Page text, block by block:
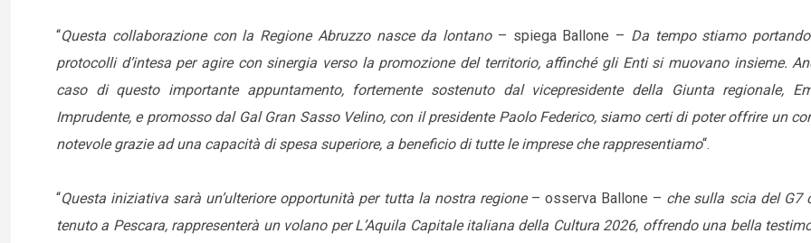
“Questa collaborazione con la Regione Abruzzo nasce da lontano – spiega Ballone – Da tempo stiamo
protocolli d’intesa per agire con sinergia verso la promozione del territorio, affinché gli Enti si muovano insieme.
caso di questo importante appuntamento, fortemente sostenuto dal vicepresidente della Giunta regionale,
Imprudente, e promosso dal Gal Gran Sasso Velino, con il presidente Paolo Federico, siamo certi di poter offrire un
notevole grazie ad una capacità di spesa superiore, a beneficio di tutte le imprese che rappresentiamo“.
“Questa iniziativa sarà un’ulteriore opportunità per tutta la nostra regione– osserva Ballone – che sulla scia del G7
tenuto a Pescara, rappresenterà un volano per L’Aquila Capitale italiana della Cultura 2026, offrendo una bella